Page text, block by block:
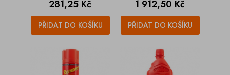
Cena
281,25 Kč
PŘIDAT DO KOŠÍKU
Cena
1 912,50 Kč
PŘIDAT DO KOŠÍKU